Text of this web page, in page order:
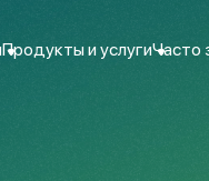
Продукты и услугиЧасто